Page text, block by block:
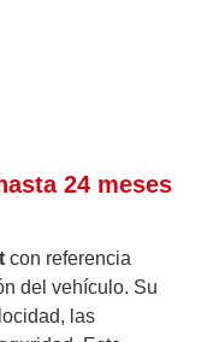
24 meses
con referencia
del vehículo. Su
las